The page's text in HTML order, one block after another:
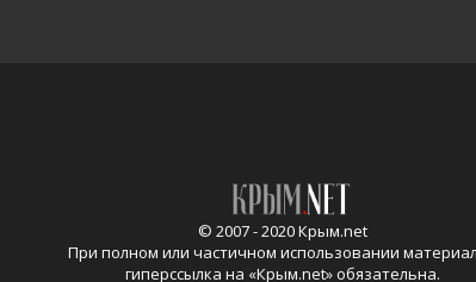
© 2007 - 2020 Крым.net
При полном или частичном использовании
гиперссылка на «Крым.net» обязательна.